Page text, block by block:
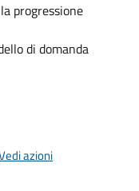
progressione
di domanda
azioni